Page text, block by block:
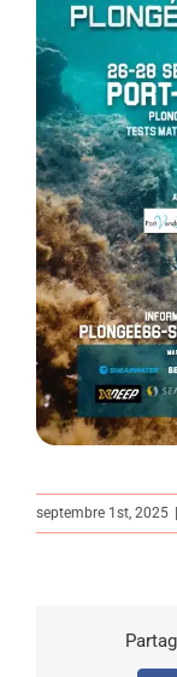
septembre 1st, 2025